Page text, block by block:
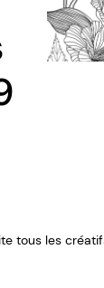
tous les